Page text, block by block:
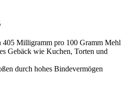
405 Milligramm pro 100 Gramm Mehl
Gebäck wie Kuchen, Torten und
durch hohes Bindevermögen